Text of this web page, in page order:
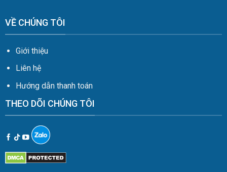
VỀ CHÚNG TÔI
Giới thiệu
Liên hệ
Hướng dẫn thanh toán
THEO DÕI CHÚNG TÔI